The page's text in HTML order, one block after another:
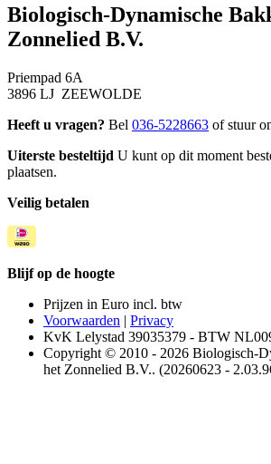
Biologisch-Dynamische
Zonnelied B.V.
Priempad 6A
3896 LJ ZEEWOLDE
Heeft u vragen? Bel 036-5228663 of stuur
Uiterste besteltijd U kunt op dit moment
plaatsen.
Veilig betalen
Blijf op de hoogte
Prijzen in Euro incl. btw
Voorwaarden | Privacy
KvK Lelystad 39035379 - BTW
Copyright © 2010 - 2026 Biologisch-
het Zonnelied B.V.. (20260623 -